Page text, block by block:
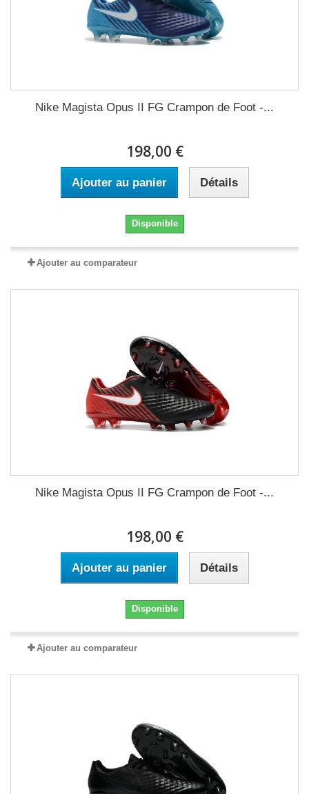
Nike Magista Opus II FG Crampon de Foot -...
198,00 €
Ajouter au panier Détails
Disponible
Ajouter au comparateur
Nike Magista Opus II FG Crampon de Foot -...
198,00 €
Ajouter au panier Détails
Disponible
Ajouter au comparateur